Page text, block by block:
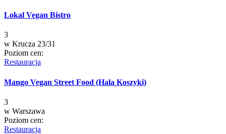
Lokal Vegan Bistro
3
w Krucza 23/31
Poziom cen:
Restauracja
Mango Vegan Street Food (Hala Koszyki)
3
w Warszawa
Poziom cen:
Restauracja